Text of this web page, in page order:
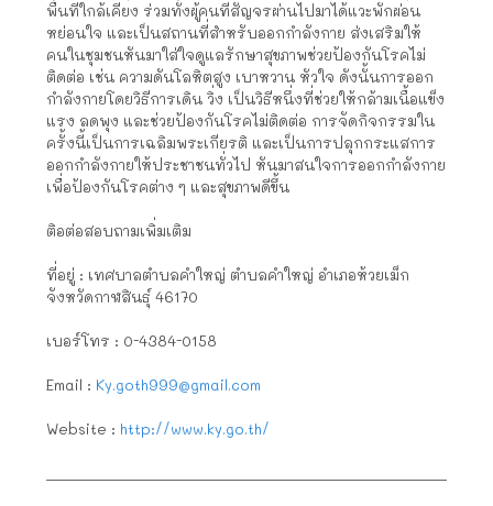
พื้นที่ใกล้เคียง ร่วมทั้งผู้คนที่สัญจรผ่านไปมาได้แวะพักผ่อน
หย่อนใจ และเป็นสถานที่สำหรับออกกำลังกาย ส่งเสริมให้
คนในชุมชนหันมาใส่ใจดูแลรักษาสุขภาพช่วยป้องกันโรคไม่
ติดต่อ เช่น ความดันโลหิตสูง เบาหวาน หัวใจ ดังนั้นการออก
กำลังกายโดยวิธีการเดิน วิ่ง เป็นวิธีหนึ่งที่ช่วยให้กล้ามเนื้อแข็ง
แรง ลดพุง และช่วยป้องกันโรคไม่ติดต่อ การจัดกิจกรรมใน
ครั้งนี้เป็นการเฉลิมพระเกียรติ และเป็นการปลุกกระแสการ
ออกกำลังกายให้ประชาชนทั่วไป หันมาสนใจการออกกำลังกาย
เพื่อป้องกันโรคต่าง ๆ และสุขภาพดีขึ้น
ติอต่อสอบถามเพิ่มเติม
ที่อยู่ : เทศบาลตำบลคำใหญ่ ตำบลคำใหญ่ อำเภอห้วยเม็ก
จังหวัดกาฬสินธุ์ 46170
เบอร์โทร : 0-4384-0158
Email : Ky.goth999@gmail.com
Website : http://www.ky.go.th/